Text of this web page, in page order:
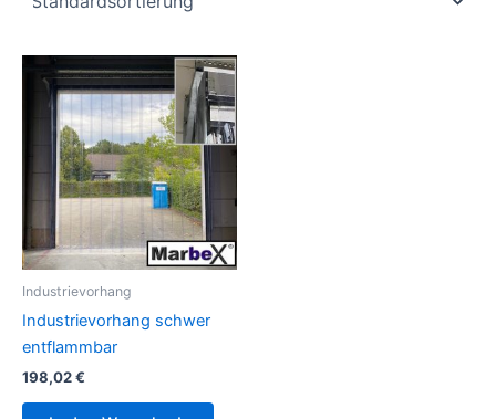
Industrievorhang
Industrievorhang schwer
entflammbar
198,02€